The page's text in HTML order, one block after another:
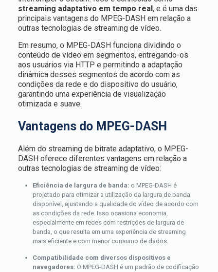
streaming adaptativo em tempo real, e é uma das
principais vantagens do MPEG-DASH em relação a
outras tecnologias de streaming de vídeo.
Em resumo, o MPEG-DASH funciona dividindo o
conteúdo de vídeo em segmentos, entregando-os
aos usuários via HTTP e permitindo a adaptação
dinâmica desses segmentos de acordo com as
condições da rede e do dispositivo do usuário,
garantindo uma experiência de visualização
otimizada e suave.
Vantagens do MPEG-DASH
Além do streaming de bitrate adaptativo, o MPEG-
DASH oferece diferentes vantagens em relação a
outras tecnologias de streaming de vídeo:
Eficiência de largura de banda: o MPEG-DASH é
projetado para otimizar a utilização da largura de banda
disponível, ajustando a qualidade do vídeo de acordo com
as condições da rede. Isso ocasiona economia,
especialmente em redes com restrições de largura de
banda, o que resulta em uma experiência de streaming
mais eficiente e com menor consumo de dados.
Compatibilidade com diversos dispositivos e
navegadores: O MPEG-DASH é um padrão de codificação